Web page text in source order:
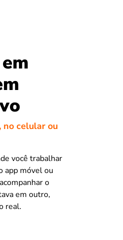
no celular ou
você trabalhar
app móvel ou
o
em outro,
real.